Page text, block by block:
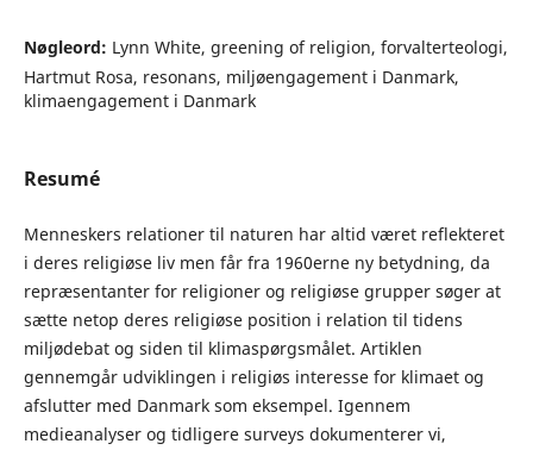
Nøgleord: Lynn White, greening of religion, forvalterteologi,
Hartmut Rosa, resonans, miljøengagement i Danmark,
klimaengagement i Danmark
Resumé
Menneskers relationer til naturen har altid været reflekteret
i deres religiøse liv men får fra 1960erne ny betydning, da
repræsentanter for religioner og religiøse grupper søger at
sætte netop deres religiøse position i relation til tidens
miljødebat og siden til klimaspørgsmålet. Artiklen
gennemgår udviklingen i religiøs interesse for klimaet og
afslutter med Danmark som eksempel. Igennem
medieanalyser og tidligere surveys dokumenterer vi,